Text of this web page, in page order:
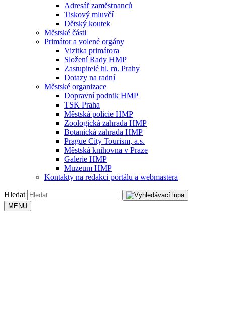
Adresář zaměstnanců
Tiskový mluvčí
Dětský koutek
Městské části
Primátor a volené orgány
Vizitka primátora
Složení Rady HMP
Zastupitelé hl. m. Prahy
Dotazy na radní
Městské organizace
Dopravní podnik HMP
TSK Praha
Městská policie HMP
Zoologická zahrada HMP
Botanická zahrada HMP
Prague City Tourism, a.s.
Městská knihovna v Praze
Galerie HMP
Muzeum HMP
Kontakty na redakci portálu a webmastera
Hledat
MENU